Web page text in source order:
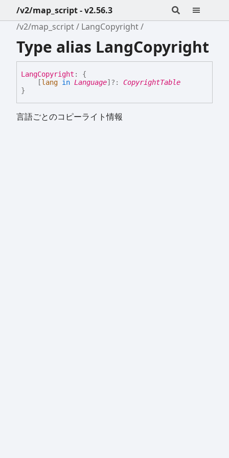
/v2/map_script - v2.56.3
/v2/map_script
LangCopyright
Type alias LangCopyright
LangCopyright :
{
[lang in Language] ?: CopyrightTable
}
言語ごとのコピーライト情報